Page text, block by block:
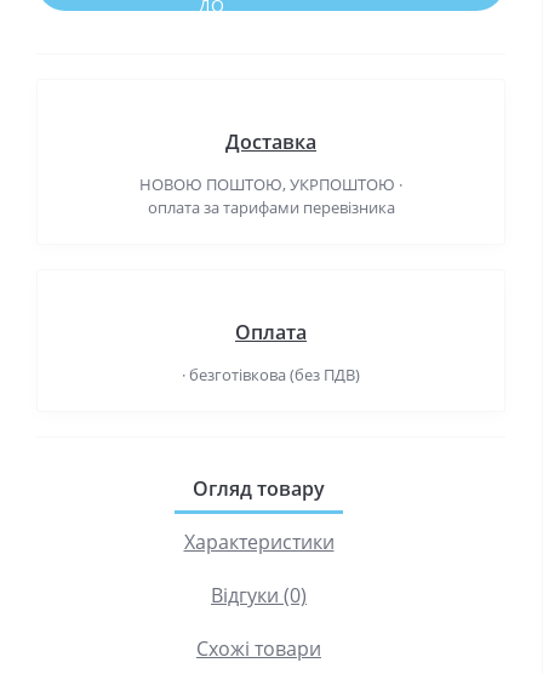
Доставка
НОВОЮ ПОШТОЮ, УКРПОШТОЮ ·
оплата за тарифами перевізника
Оплата
· безготівкова (без ПДВ)
Огляд товару
Характеристики
Відгуки (0)
Схожі товари